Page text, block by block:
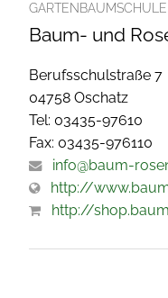
GARTENBAUMSCHULE
Baum- und
Berufsschulstraße 7
04758 Oschatz
Tel: 03435-97610
Fax: 03435-976110
info@baum-
http://
http://